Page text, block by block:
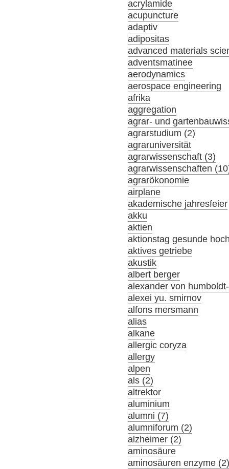
acrylamide
acupuncture
adaptiv
adipositas
advanced materials
adventsmatinee
aerodynamics
aerospace engineering
afrika
aggregation
agrar- und
agrarstudium (2)
agraruniversität
agrarwissenschaft (3)
agrarwissenschaften
agrarökonomie
airplane
akademische jahresfeier
akku
aktien
aktionstag gesunde
aktives getriebe
akustik
albert berger
alexander von
alexei yu. smirnov
alfons mersmann
alias
alkane
allergic coryza
allergy
alpen
als (2)
altrektor
aluminium
alumni (7)
alumniforum (2)
alzheimer (2)
aminosäure
aminosäuren enzyme